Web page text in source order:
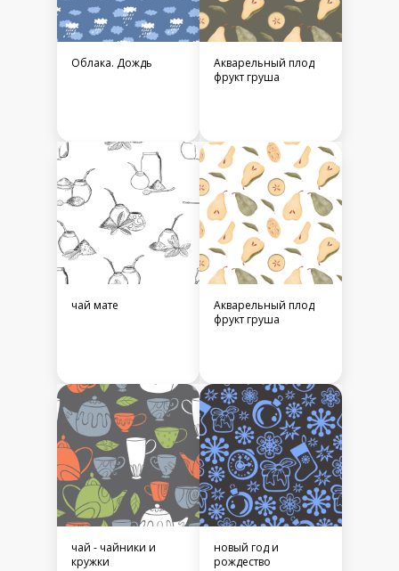
Облака. Дождь
Акварельный плод
фрукт груша
чай мате
Акварельный плод
фрукт груша
чай - чайники и
кружки
новый год и
рождество